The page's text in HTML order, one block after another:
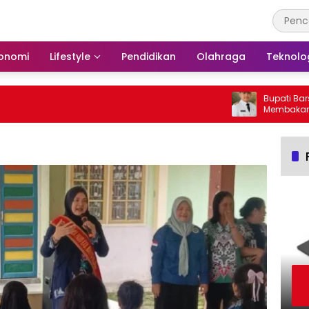
Lifestyle Pendidikan Olahraga
Bupati Barsel
Membakar
Barito Selatan